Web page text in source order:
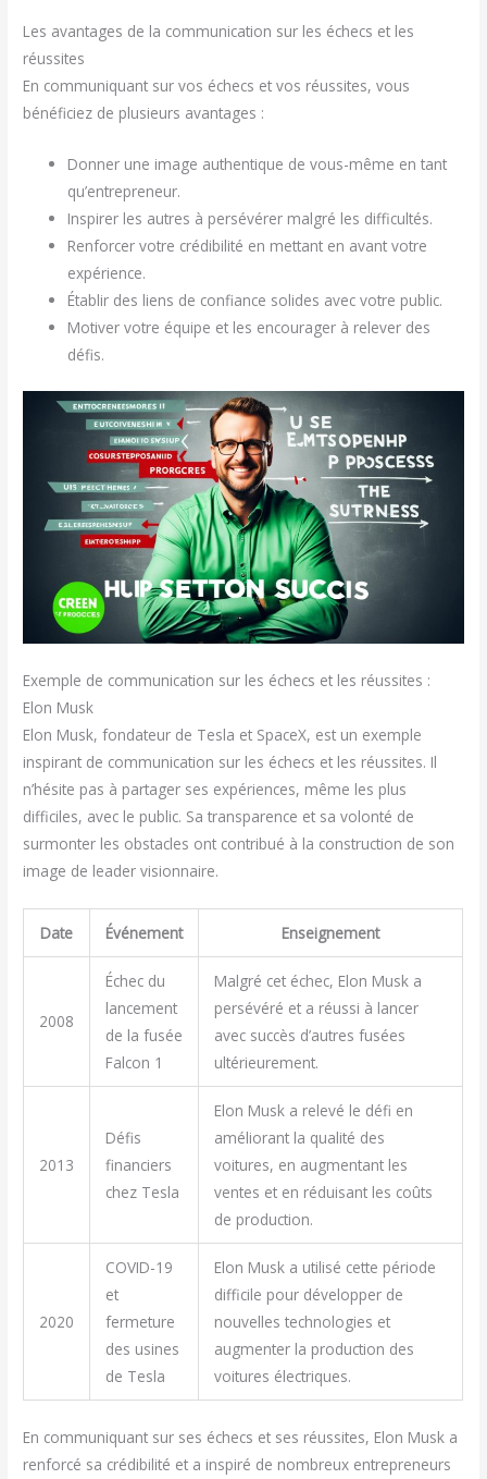
Les avantages de la communication sur les échecs et les
réussites
En communiquant sur vos échecs et vos réussites, vous
bénéficiez de plusieurs avantages :
Donner une image authentique de vous-même en tant
qu’entrepreneur.
Inspirer les autres à persévérer malgré les difficultés.
Renforcer votre crédibilité en mettant en avant votre
expérience.
Établir des liens de confiance solides avec votre public.
Motiver votre équipe et les encourager à relever des
défis.
Exemple de communication sur les échecs et les réussites :
Elon Musk
Elon Musk, fondateur de Tesla et SpaceX, est un exemple
inspirant de communication sur les échecs et les réussites. Il
n’hésite pas à partager ses expériences, même les plus
difficiles, avec le public. Sa transparence et sa volonté de
surmonter les obstacles ont contribué à la construction de son
image de leader visionnaire.
Date Événement Enseignement
2008
Échec du
lancement
de la fusée
Falcon 1
Malgré cet échec, Elon Musk a
persévéré et a réussi à lancer
avec succès d’autres fusées
ultérieurement.
2013
Défis
financiers
chez Tesla
Elon Musk a relevé le défi en
améliorant la qualité des
voitures, en augmentant les
ventes et en réduisant les coûts
de production.
2020
COVID-19
et
fermeture
des usines
de Tesla
Elon Musk a utilisé cette période
difficile pour développer de
nouvelles technologies et
augmenter la production des
voitures électriques.
En communiquant sur ses échecs et ses réussites, Elon Musk a
renforcé sa crédibilité et a inspiré de nombreux entrepreneurs